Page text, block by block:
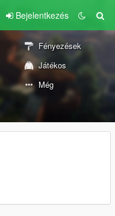
Bejelentkezés
Fényezések
Játékos
Még